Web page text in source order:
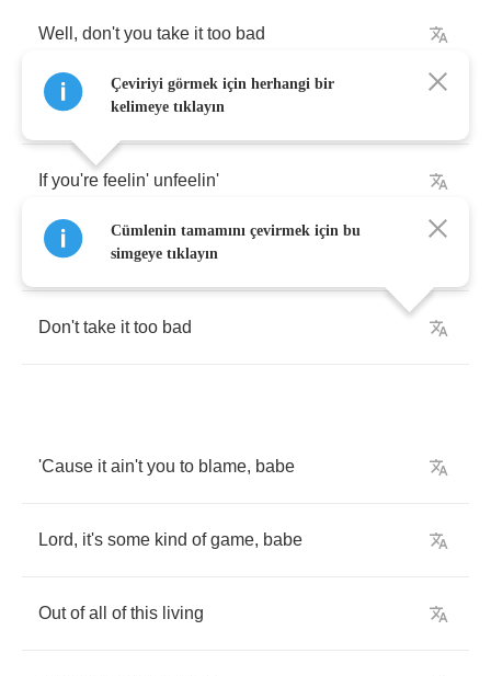
Well , don't you take it too bad
If you're feelin' unlovin'
If you're feelin' unfeelin'
If you're feelin' alone
Don't take it too bad
'Cause it ain't you to blame, babe
Lord, it's some kind of game, babe
Out of all of this living
Çeviriyi görmek için herhangi bir
kelimeye tıklayın
Cümlenin tamamını çevirmek için bu
simgeye tıklayın